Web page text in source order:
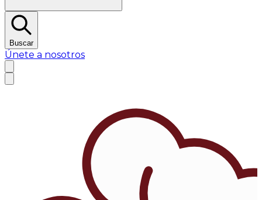
Buscar
Únete a nosotros